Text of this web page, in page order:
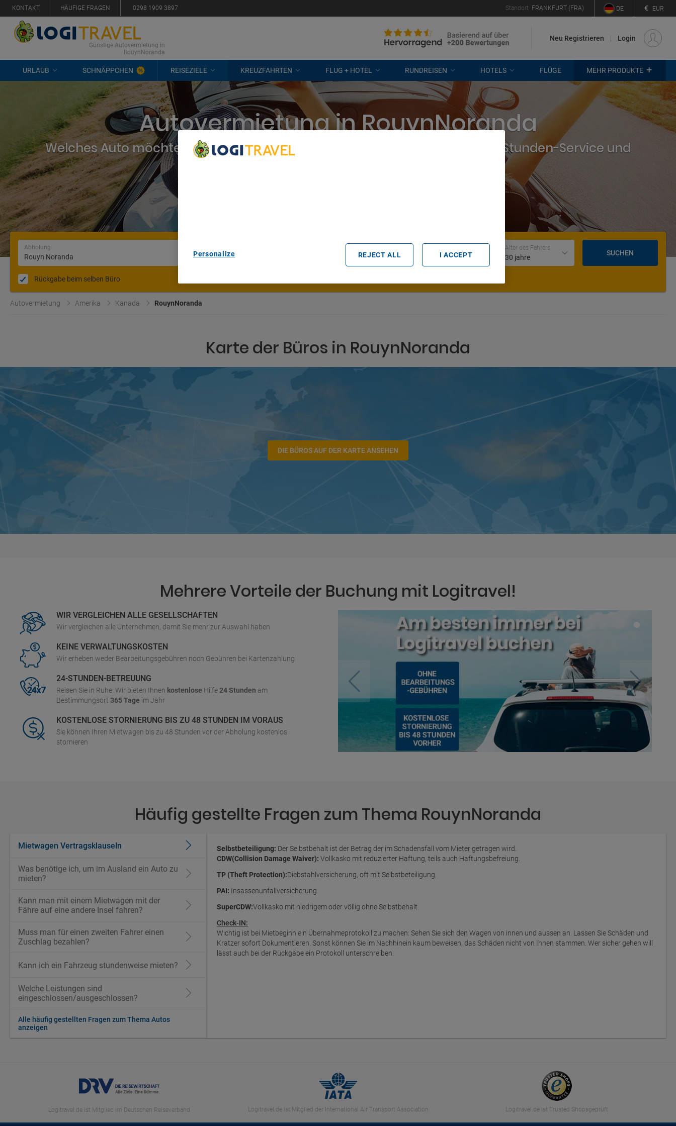
KONTAKT HÄUFIGE FRAGEN 0298 1909 3897 Standort FRANKFURT (FRA) DE € EUR
Günstige Autovermietung in
RouynNoranda
Neu Registrieren Login
URLAUB SCHNÄPPCHEN REISEZIELE KREUZFAHRTEN FLUG + HOTEL RUNDREISEN HOTELS FLÜGE MEHR PRODUKTE +
Autovermietung in RouynNoranda
Welches Auto möchten Sie mieten? Wir vergleichen alle Unternehmen, 24-Stunden-Service und
Abholung Alter des Fahrers
30 jahre
SUCHEN
Rückgabe beim selben Büro
Autovermietung Amerika Kanada RouynNoranda
Karte der Büros in RouynNoranda
DIE BÜROS AUF DER KARTE ANSEHEN
Mehrere Vorteile der Buchung mit Logitravel!
WIR VERGLEICHEN ALLE GESELLSCHAFTEN
Wir vergleichen alle Unternehmen, damit Sie mehr zur Auswahl haben
KEINE VERWALTUNGSKOSTEN
Wir erheben weder Bearbeitungsgebühren noch Gebühren bei Kartenzahlung
24-STUNDEN-BETREUUNG
Reisen Sie in Ruhe: Wir bieten Ihnen kostenlose Hilfe24 Stunden am
Bestimmungsort 365 Tage im Jahr
KOSTENLOSE STORNIERUNG BIS ZU 48 STUNDEN IM VORAUS
Sie können Ihren Mietwagen bis zu 48 Stunden vor der Abholung kostenlos
stornieren
Häufig gestellte Fragen zum Thema RouynNoranda
Mietwagen Vertragsklauseln
Was benötige ich, um im Ausland ein Auto zu
mieten?
Kann man mit einem Mietwagen mit der
Fähre auf eine andere Insel fahren?
Muss man für einen zweiten Fahrer einen
Zuschlag bezahlen?
Kann ich ein Fahrzeug stundenweise mieten?
Welche Leistungen sind
eingeschlossen/ausgeschlossen?
Alle häufig gestellten Fragen zum Thema Autos
anzeigen
Selbstbeteiligung: Der Selbstbehalt ist der Betrag der im Schadensfall vom Mieter getragen wird.
CDW(Collision Damage Waiver): Vollkasko mit reduzierter Haftung, teils auch Haftungsbefreiung.
TP (Theft Protection):Diebstahlversicherung, oft mit Selbstbeteiligung.
PAI: Insassenunfallversicherung.
SuperCDW:Vollkasko mit niedrigem oder völlig ohne Selbstbehalt.
Check-IN:
Wichtig ist bei Mietbeginn ein Übernahmeprotokoll zu machen: Sehen Sie sich den Wagen von innen und aussen an. Lassen Sie Schäden und
Kratzer sofort Dokumentieren. Sonst können Sie im Nachhinein kaum beweisen, das Schäden nicht von Ihnen stammen. Wer sicher gehen will
lässt auch bei der Rückgabe ein Protokoll unterschreiben.
Logitravel.de ist Mitglied im Deutschen Reiseverband Logitravel.de ist Mitglied der International Air Transport Association Logitravel.de ist Trusted Shopsgeprüft
Personalize REJECT ALL I ACCEPT